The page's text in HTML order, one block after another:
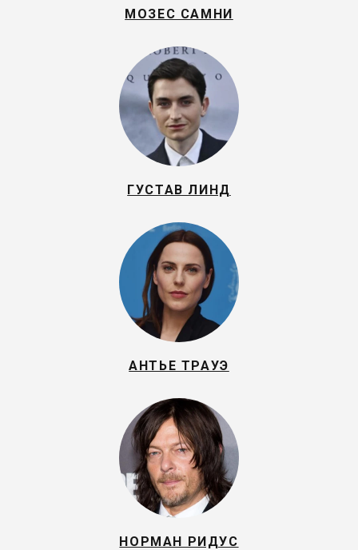
МОЗЕС САМНИ
ГУСТАВ ЛИНД
АНТЬЕ ТРАУЭ
НОРМАН РИДУС